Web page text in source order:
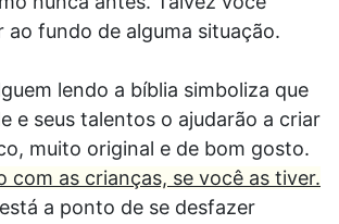
ao fundo de alguma situação.
lendo a bíblia simboliza que
e seus talentos o ajudarão a criar
muito original e de bom gosto.
com as crianças, se você as tiver.
a ponto de se desfazer